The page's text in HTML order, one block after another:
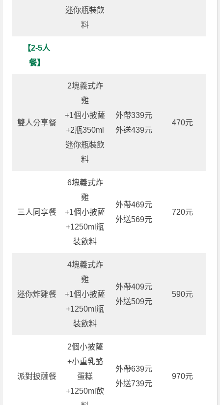
迷你瓶裝飲
料
【2-5人
餐】
雙人分享餐
2塊義式炸
雞
+1個小披薩
+2瓶350ml
迷你瓶裝飲
料
外帶339元
外送439元
470元
三人同享餐
6塊義式炸
雞
+1個小披薩
+1250ml瓶
裝飲料
外帶469元
外送569元
720元
迷你炸雞餐
4塊義式炸
雞
+1個小披薩
+1250ml瓶
裝飲料
外帶409元
外送509元
590元
派對披薩餐
2個小披薩
+小重乳酪
蛋糕
+1250ml飲
外帶639元
外送739元
970元